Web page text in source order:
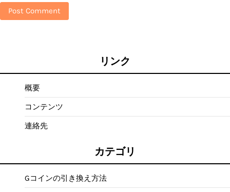
リンク
概要
コンテンツ
連絡先
カテゴリ
Gコインの引き換え方法